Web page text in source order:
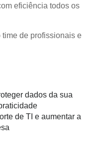
eficiência todos os
time de profissionais e
dados da sua
de TI e aumentar a